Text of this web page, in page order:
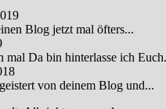
Blog jetzt mal öfters...
mal Da bin hinterlasse ich
von deinem Blog und...